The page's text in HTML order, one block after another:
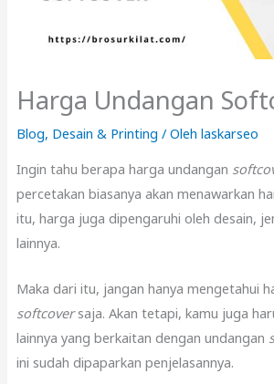
Harga Undangan
Blog, Desain & Printing / Oleh laskarseo
Ingin tahu berapa harga undangan
percetakan biasanya akan menawarkan
itu, harga juga dipengaruhi oleh desain,
lainnya.
Maka dari itu, jangan hanya mengetahui
softcoversaja. Akan tetapi, kamu juga
lainnya yang berkaitan dengan undangan
ini sudah dipaparkan penjelasannya.